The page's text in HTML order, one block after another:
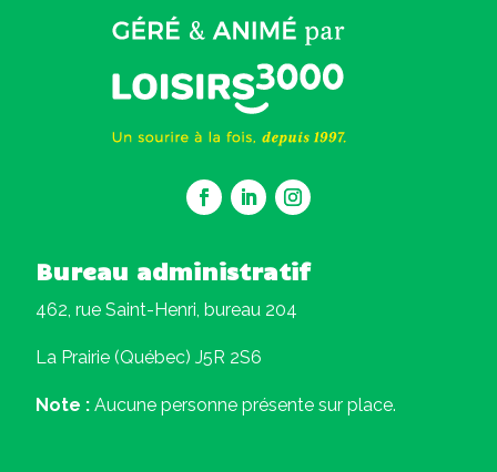
Bureau administratif
462, rue Saint-Henri, bureau 204
La Prairie (Québec) J5R 2S6
Note : Aucune personne présente sur place.